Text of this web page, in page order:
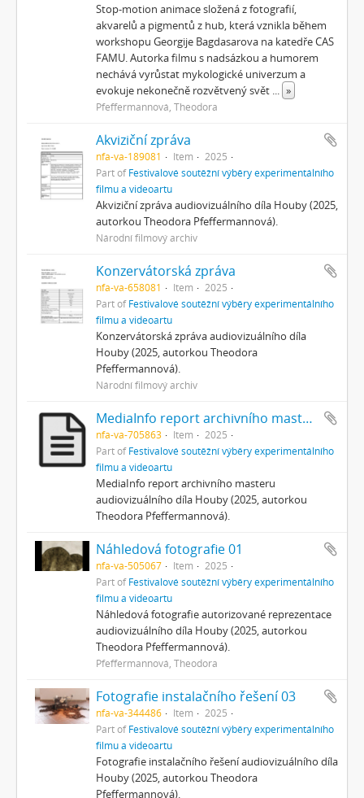
Stop-motion animace složená z fotografií,
akvarelů a pigmentů z hub, která vznikla během
workshopu Georgije Bagdasarova na katedře CAS
FAMU. Autorka filmu s nadsázkou a humorem
nechává vyrůstat mykologické univerzum a
evokuje nekonečně rozvětvený svět ... »
Pfeffermannová, Theodora
Akviziční zpráva
nfa-va-189081 Item
2025
Part ofFestivalové soutěžní výběry experimentálního
filmu a videoartu
Akviziční zpráva audiovizuálního díla Houby (2025,
autorkou Theodora Pfeffermannová).
Národní filmový archiv
Konzervátorská zpráva
nfa-va-658081 Item
2025
Part ofFestivalové soutěžní výběry experimentálního
filmu a videoartu
Konzervátorská zpráva audiovizuálního díla
Houby (2025, autorkou Theodora
Pfeffermannová).
Národní filmový archiv
MediaInfo report archivního masteru
nfa-va-705863 Item
2025
Part ofFestivalové soutěžní výběry experimentálního
filmu a videoartu
MediaInfo report archivního masteru
audiovizuálního díla Houby (2025, autorkou
Theodora Pfeffermannová).
Náhledová fotografie 01
nfa-va-505067 Item
2025
Part ofFestivalové soutěžní výběry experimentálního
filmu a videoartu
Náhledová fotografie autorizované reprezentace
audiovizuálního díla Houby (2025, autorkou
Theodora Pfeffermannová).
Pfeffermannová, Theodora
Fotografie instalačního řešení 03
nfa-va-344486 Item
2025
Part ofFestivalové soutěžní výběry experimentálního
filmu a videoartu
Fotografie instalačního řešení audiovizuálního díla
Houby (2025, autorkou Theodora
Pfeffermannová).